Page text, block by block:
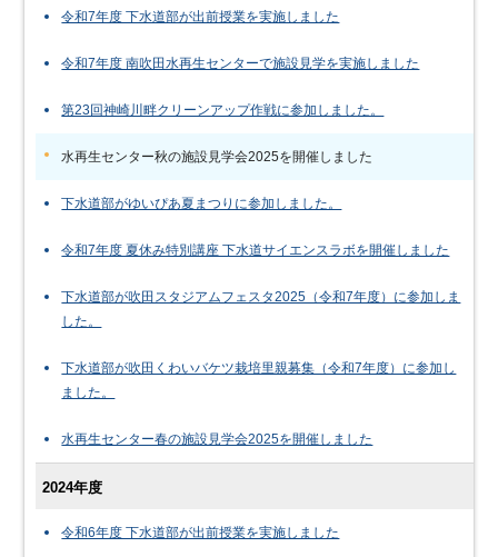
令和7年度 下水道部が出前授業を実施しました
令和7年度 南吹田水再生センターで施設見学を実施しました
第23回神崎川畔クリーンアップ作戦に参加しました。
水再生センター秋の施設見学会2025を開催しました
下水道部がゆいぴあ夏まつりに参加しました。
令和7年度 夏休み特別講座 下水道サイエンスラボを開催しました
下水道部が吹田スタジアムフェスタ2025（令和7年度）に参加しま
した。
下水道部が吹田くわいバケツ栽培里親募集（令和7年度）に参加し
ました。
水再生センター春の施設見学会2025を開催しました
2024年度
令和6年度 下水道部が出前授業を実施しました